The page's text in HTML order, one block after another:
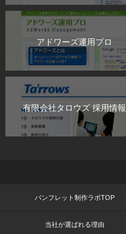
アドワーズ運用プロ
有限会社タロウズ 採用情報
パンフレット制作ラボTOP
当社が選ばれる理由